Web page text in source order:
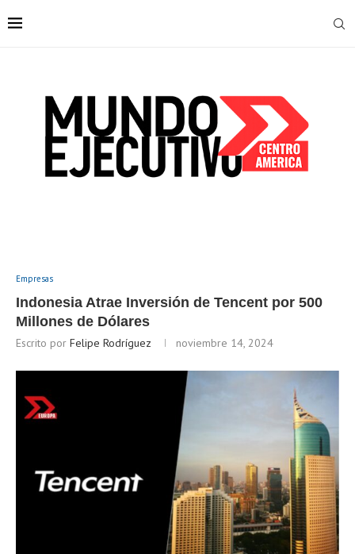
Empresas
Indonesia Atrae Inversión de Tencent por 500
Millones de Dólares
Escrito por Felipe Rodríguez noviembre 14, 2024